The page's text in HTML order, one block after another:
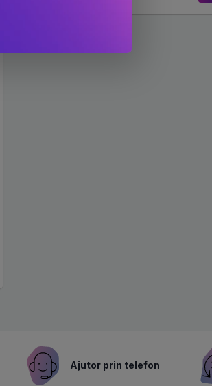
Ajutor prin telefon